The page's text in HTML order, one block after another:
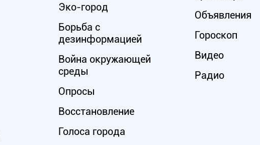
Эко-город
Борьба с
дезинформацией
Война окружающей
среды
Опросы
Восстановление
Голоса города
Объявления
Гороскоп
Видео
Радио